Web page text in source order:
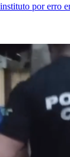
por erro